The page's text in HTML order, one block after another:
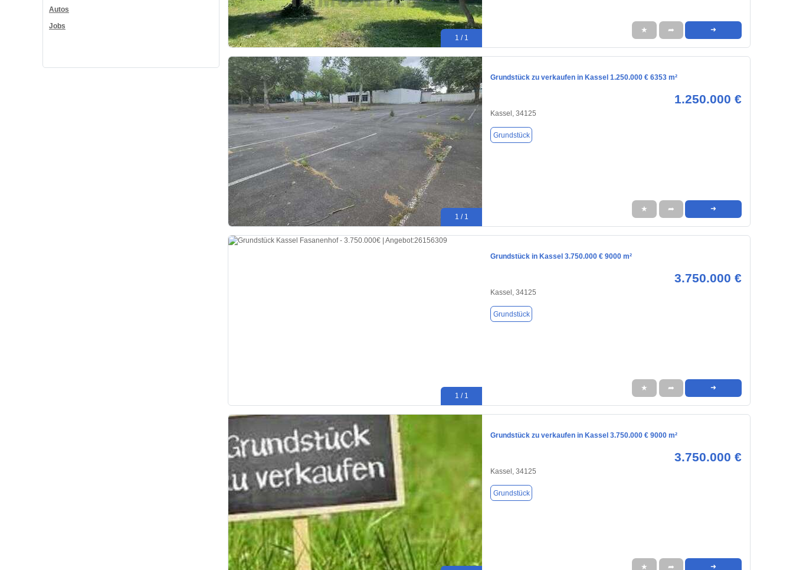
Autos
Jobs
1 / 1
★ ➦ ➜
1 / 1
Grundstück zu verkaufen in Kassel 1.250.000 € 6353 m²
1.250.000 €
Kassel, 34125
Grundstück
★ ➦ ➜
1 / 1
Grundstück in Kassel 3.750.000 € 9000 m²
3.750.000 €
Kassel, 34125
Grundstück
★ ➦ ➜
Grundstück zu verkaufen in Kassel 3.750.000 € 9000 m²
3.750.000 €
Kassel, 34125
Grundstück
★ ➦ ➜